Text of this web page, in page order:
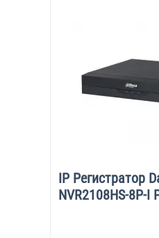
IP Регистратор
NVR2108HS-8P-I